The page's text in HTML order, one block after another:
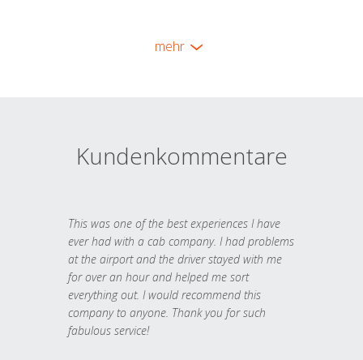
mehr
Kundenkommentare
This was one of the best experiences I have
ever had with a cab company. I had problems
at the airport and the driver stayed with me
for over an hour and helped me sort
everything out. I would recommend this
company to anyone. Thank you for such
fabulous service!